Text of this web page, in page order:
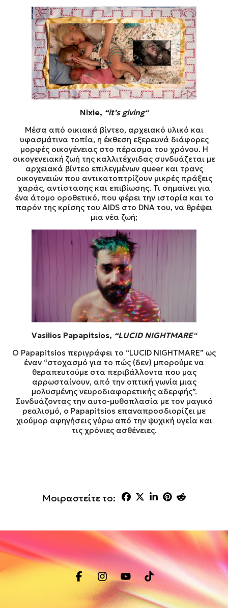
Nixie, “it’s giving“
Μέσα από οικιακά βίντεο, αρχειακό υλικό και
υφασμάτινα τοπία, η έκθεση εξερευνά διάφορες
μορφές οικογένειας στο πέρασμα του χρόνου. Η
οικογενειακή ζωή της καλλιτέχνιδας συνδυάζεται με
αρχειακά βίντεο επιλεγμένων queer και τρανς
οικογενειών που αντικατοπτρίζουν μικρές πράξεις
χαράς, αντίστασης και επιβίωσης. Τι σημαίνει για
ένα άτομο οροθετικό, που φέρει την ιστορία και το
παρόν της κρίσης του AIDS στο DNA του, να θρέψει
μια νέα ζωή;
Vasilios Papapitsios, “LUCID NIGHTMARE“
Ο Papapitsios περιγράφει το “LUCID NIGHTMARE” ως
έναν “στοχασμό για το πώς (δεν) μπορούμε να
θεραπευτούμε στα περιβάλλοντα που μας
αρρωσταίνουν, από την οπτική γωνία μιας
μολυσμένης νευροδιαφορετικής αδερφής”.
Συνδυάζοντας την αυτο-μυθοπλασία με τον μαγικό
ρεαλισμό, ο Papapitsios επαναπροσδιορίζει με
χιούμορ αφηγήσεις γύρω από την ψυχική υγεία και
τις χρόνιες ασθένειες.
Μοιραστείτε το: